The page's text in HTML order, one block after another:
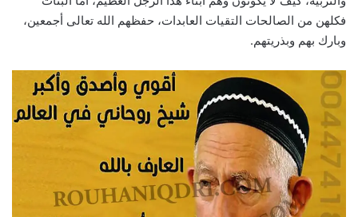
فكلهن من الصالحات التقيات العابدات، حفظهم الله تعالى أجمعين،
وبارك بهم وبذريتهم.